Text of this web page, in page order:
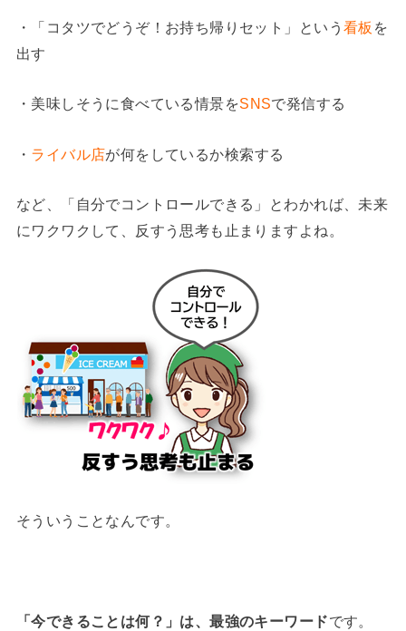
・「コタツでどうぞ！お持ち帰りセット」という 看板 を
出す
・美味しそうに食べている情景をSNSで発信する
・ ライバル店が何をしているか検索する
など、「自分でコントロールできる」とわかれば、未来
にワクワクして、反すう思考も止まりますよね。
そういうことなんです。
「今できることは何？」は、最強のキーワードです。